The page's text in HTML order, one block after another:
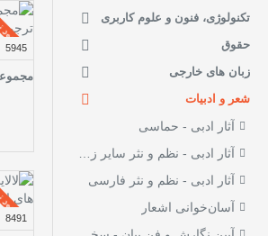
تکنولوژی، فنون و علوم کاربری
حقوق
زبان های خارجی
شعر و ادبیات
آثار ادبی - حماسی
آثار ادبی - نظم و نثر فارسی
آسان‌خوانی اشعار
5945
8491